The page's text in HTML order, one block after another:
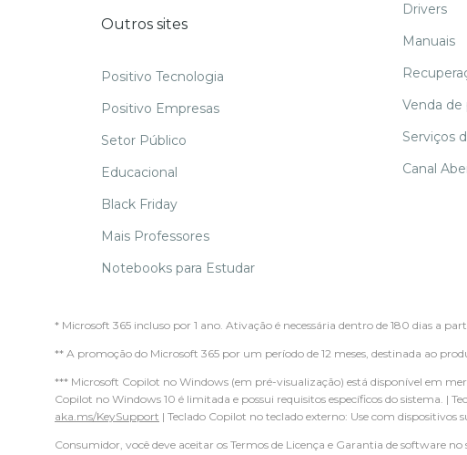
Outros sites
Positivo Tecnologia
Positivo Empresas
Setor Público
Educacional
Black Friday
Mais Professores
Notebooks para Estudar
Drivers
Manuais
Venda de
Serviços
Canal
* Microsoft 365 incluso por 1 ano. Ativação é necessária dentro de 180 dias a
** A promoção do Microsoft 365 por um período de 12 meses, destinada ao
*** Microsoft Copilot no Windows (em pré-visualização) está disponível em
Copilot no Windows 10 é limitada e possui requisitos específicos do sistema. |
aka.ms/KeySupport | Teclado Copilot no teclado externo: Use com
Consumidor, você deve aceitar os Termos de Licença e Garantia de software no